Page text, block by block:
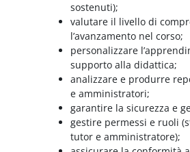
sostenuti);
valutare il livello di
l’avanzamento nel corso;
personalizzare
supporto alla didattica;
analizzare e produrre
e amministratori;
garantire la sicurezza e
gestire permessi e ruoli
tutor e amministratore);